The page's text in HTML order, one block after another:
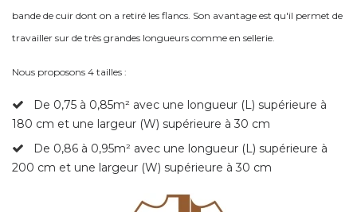
bande de cuir dont on a retiré les flancs. Son avantage est qu'il permet de
travailler sur de très grandes longueurs comme en sellerie.
Nous proposons 4 tailles :
De 0,75 à 0,85m² avec une longueur (L) supérieure à
180 cm et une largeur (W) supérieure à 30 cm
De 0,86 à 0,95m² avec une longueur (L) supérieure à
200 cm et une largeur (W) supérieure à 30 cm